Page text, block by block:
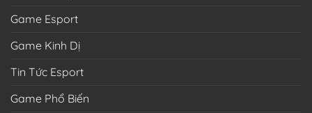
Game Esport
Game Kinh Dị
Tin Tức Esport
Game Phổ Biến